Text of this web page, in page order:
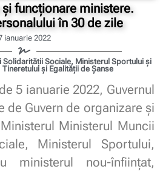
funcționare ministere.
în 30 de zile
ianuarie 2022
Solidarității Sociale, Ministerul Sportului și
și Egalității de Șanse
5 ianuarie 2022, Guvernul
de Guvern de organizare și
Ministerul Muncii
Ministerul Sportului,
ministerul nou-înființat,